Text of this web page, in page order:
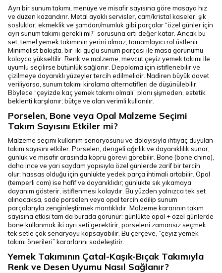
Ayrı bir sunum takımı, menüye ve misafir sayısına göre masaya hız
ve düzen kazandırır. Metal ayaklı servisler, cam/kristal kaseler, şık
sosluklar, ekmeklik ve şamdan/mumluk gibi parçalar “özel günler için
ayrı sunum takımı gerekli mi?” sorusuna artı değer katar. Ancak bu
set, temel yemek takımının yerini almaz; tamamlayıcı rol üstlenir.
Minimalist bakışta, bir-iki güçlü sunum parçası ile masa görünümü
kolayca yükseltilir. Renk ve malzeme, mevcut çeyiz yemek takımı ile
uyumlu seçilirse bütünlük sağlanır. Depolama için istiflenebilir ve
çizilmeye dayanıklı yüzeyler tercih edilmelidir. Nadiren büyük davet
veriliyorsa, sunum takımı kiralama alternatifleri de düşünülebilir.
Böylece “çeyizde kaç yemek takımı olmalı” planı şişmeden, estetik
beklenti karşılanır; bütçe ve alan verimli kullanılır.
Porselen, Bone veya Opal Malzeme Seçimi
Takım Sayısını Etkiler mi?
Malzeme seçimi kullanım senaryosunu ve dolayısıyla ihtiyaç duyulan
takım sayısını etkiler. Porselen, dengeli ağırlık ve dayanıklılık sunar;
günlük ve misafir arasında köprü görevi görebilir. Bone (bone china),
daha ince ve yarı saydam yapısıyla özel günlerde zarif bir tercih
olur; hassas olduğu için günlükte yedek parça ihtimali artabilir. Opal
(temperli cam) ise hafif ve dayanıklıdır; günlükte sık yıkamaya
dayanım gösterir, istiflenmesi kolaydır. Bu yüzden yalnızca tek set
alınacaksa, sade porselen veya opal tercih edilip sunum
parçalarıyla zenginleştirmek mantıklıdır. Malzeme kararının takım
sayısına etkisi tam da burada görünür: günlükte opal + özel günlerde
bone kullanmak iki ayrı seti gerektirir; porseleni zamansız seçmek
tek setle çok senaryoyu kapsayabilir. Bu çerçeve, “çeyiz yemek
takımı önerileri” kararlarını sadeleştirir.
Yemek Takımının Çatal-Kaşık-Bıçak Takımıyla
Renk ve Desen Uyumu Nasıl Sağlanır?